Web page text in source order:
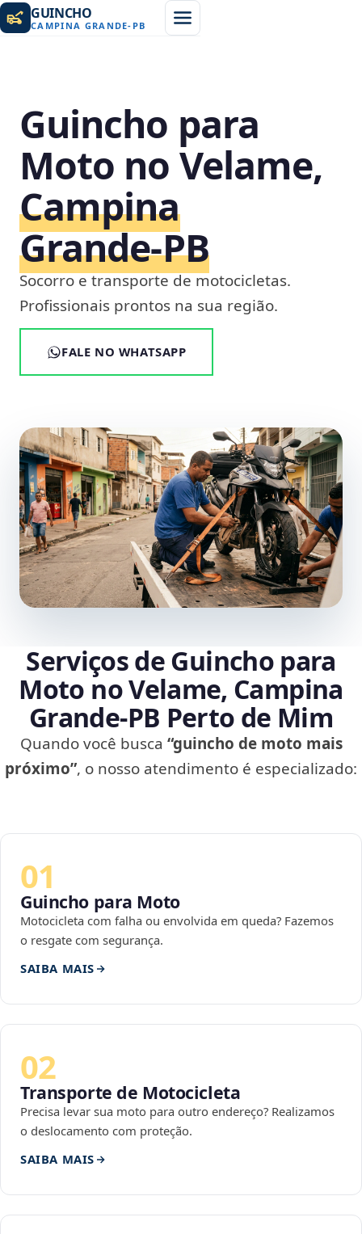
GUINCHO
CAMPINA GRANDE- PB
Guincho para
Moto no Velame,
Campina
Grande‑PB
Socorro e transporte de motocicletas.
Profissionais prontos na sua região.
FALE NO WHATSAPP
Serviços de Guincho para
Moto no Velame, Campina
Grande‑PB Perto de Mim
Quando você busca “guincho de moto mais
próximo”, o nosso atendimento é especializado:
01
Guincho para Moto
Motocicleta com falha ou envolvida em queda? Fazemos
o resgate com segurança.
SAIBA MAIS
02
Transporte de Motocicleta
Precisa levar sua moto para outro endereço? Realizamos
o deslocamento com proteção.
SAIBA MAIS